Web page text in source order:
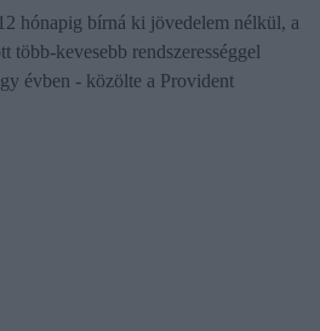
hónapig bírná ki jövedelem nélkül, a
több-kevesebb rendszerességgel
évben - közölte a Provident